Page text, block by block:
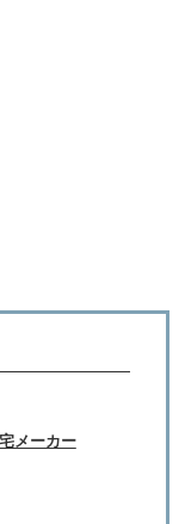
メーカー